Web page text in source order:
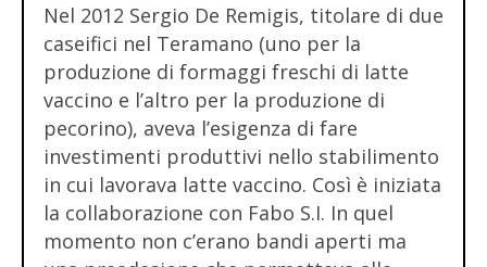
Nel 2012 Sergio De Remigis, titolare di due
caseifici nel Teramano (uno per la
produzione di formaggi freschi di latte
vaccino e l’altro per la produzione di
pecorino), aveva l’esigenza di fare
investimenti produttivi nello stabilimento
in cui lavorava latte vaccino. Così è iniziata
la collaborazione con Fabo S.I. In quel
momento non c’erano bandi aperti ma